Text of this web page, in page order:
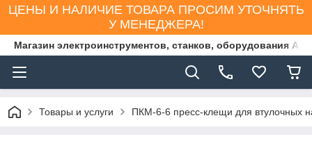
ЦЕНЫ И НАЛИЧИЕ ТОВАРА ПРОСИМ УТОЧНЯТЬ
У МЕНЕДЖЕРА!
Магазин электроинструментов, станков, оборудования
Товары и услуги ПКМ-6-6 пресс-клещи для втулочных